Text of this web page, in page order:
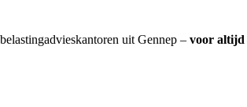
uit Gennep – voor altijd